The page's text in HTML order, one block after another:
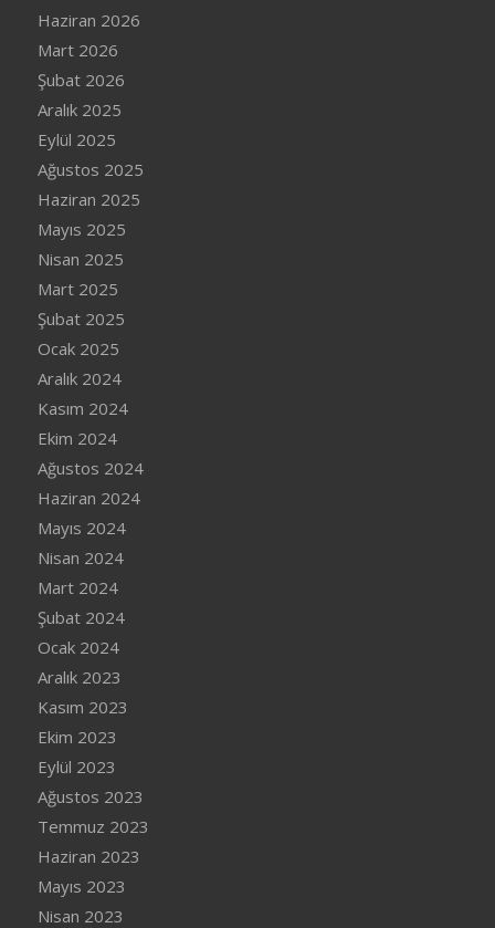
Haziran 2026
Mart 2026
Şubat 2026
Aralık 2025
Eylül 2025
Ağustos 2025
Haziran 2025
Mayıs 2025
Nisan 2025
Mart 2025
Şubat 2025
Ocak 2025
Aralık 2024
Kasım 2024
Ekim 2024
Ağustos 2024
Haziran 2024
Mayıs 2024
Nisan 2024
Mart 2024
Şubat 2024
Ocak 2024
Aralık 2023
Kasım 2023
Ekim 2023
Eylül 2023
Ağustos 2023
Temmuz 2023
Haziran 2023
Mayıs 2023
Nisan 2023